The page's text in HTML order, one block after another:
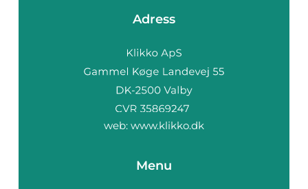
Adress
web: www.klikko.dk
Menu